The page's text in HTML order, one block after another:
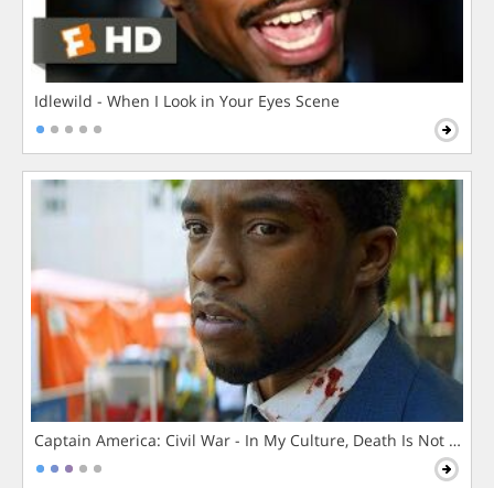
Idlewild - When I Look in Your Eyes Scene
Captain America: Civil War - In My Culture, Death Is Not The